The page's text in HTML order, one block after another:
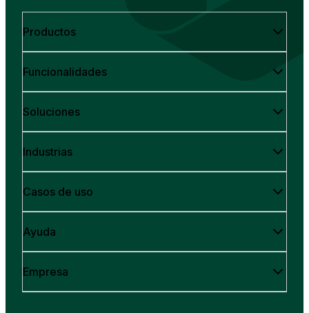
Productos
Funcionalidades
Soluciones
Industrias
Casos de uso
Ayuda
Empresa